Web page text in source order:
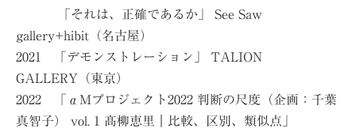
「それは、正確であるか」 See Saw
gallery+hibit（名古屋）
2021 「デモンストレーション」 TALION
GALLERY（東京）
2022 「αMプロジェクト2022 判断の尺度（企画：千葉
真智子） vol. 1 髙柳恵里｜比較、区別、類似点」